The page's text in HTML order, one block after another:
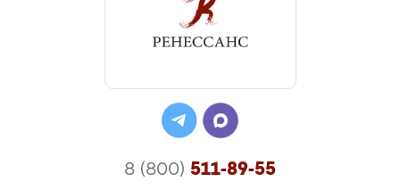
8 (800) 511-89-55